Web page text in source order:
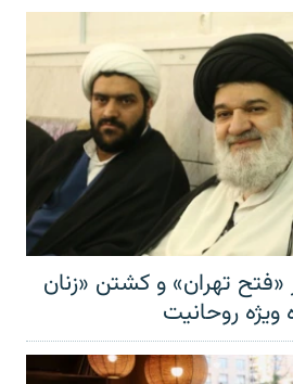
«فتح تهران» و کشتن «زنان
روحانیت